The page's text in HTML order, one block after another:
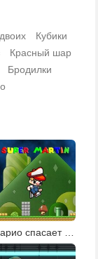
Кубики
Красный шар
Бродилки